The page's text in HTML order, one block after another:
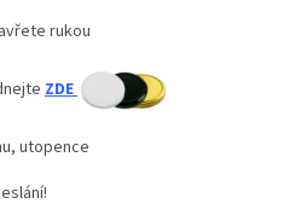
rukou
ZDE
utopence